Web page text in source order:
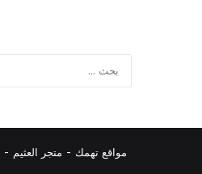
مواقع تهمك - متجر العثيم -